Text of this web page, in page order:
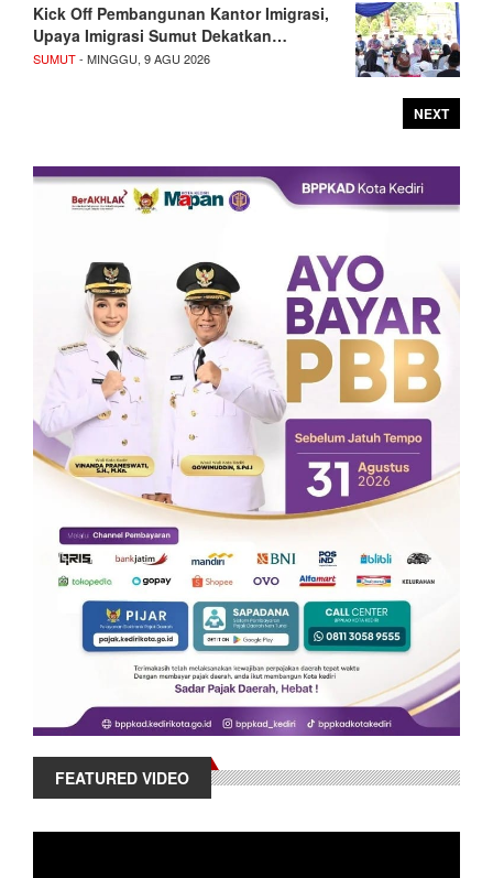
Kick Off Pembangunan Kantor Imigrasi,
Upaya Imigrasi Sumut Dekatkan…
SUMUT- MINGGU, 9 AGU 2026
NEXT
FEATURED VIDEO